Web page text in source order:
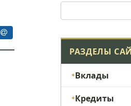
РАЗДЕЛЫ
Вклады
Кредиты